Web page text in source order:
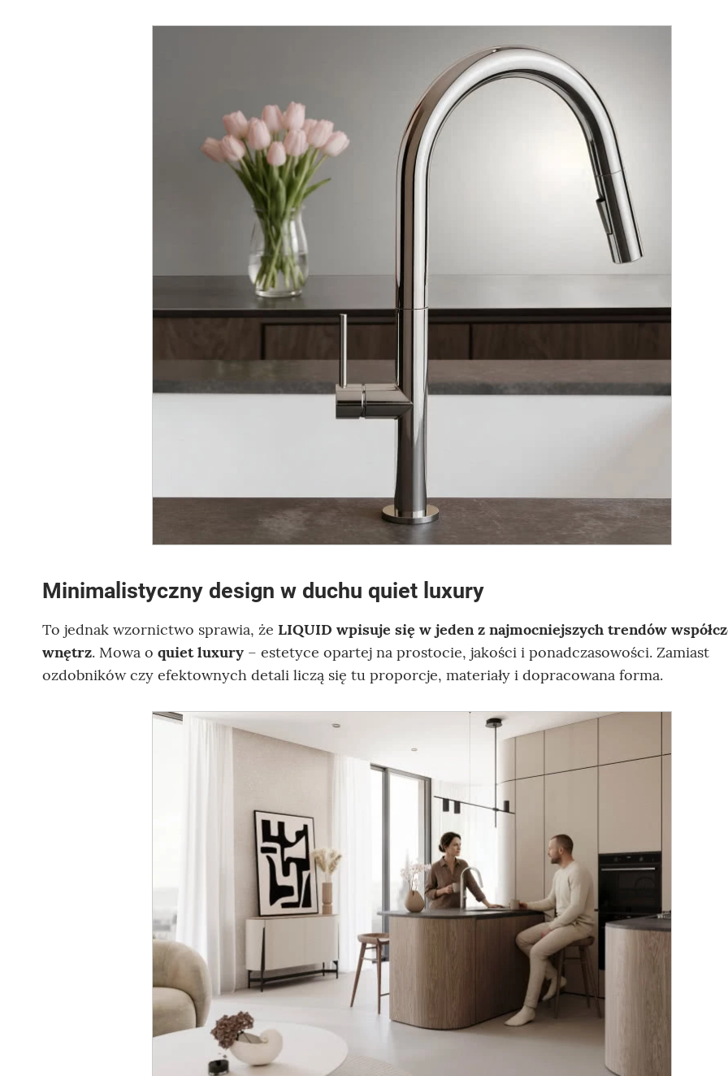
Minimalistyczny design w duchu quiet luxury
To jednak wzornictwo sprawia, że LIQUID wpisuje się w jeden z najmocniejszych trendów
wnętrz. Mowa o quiet luxury – estetyce opartej na prostocie, jakości i ponadczasowości. Zamiast
ozdobników czy efektownych detali liczą się tu proporcje, materiały i dopracowana forma.